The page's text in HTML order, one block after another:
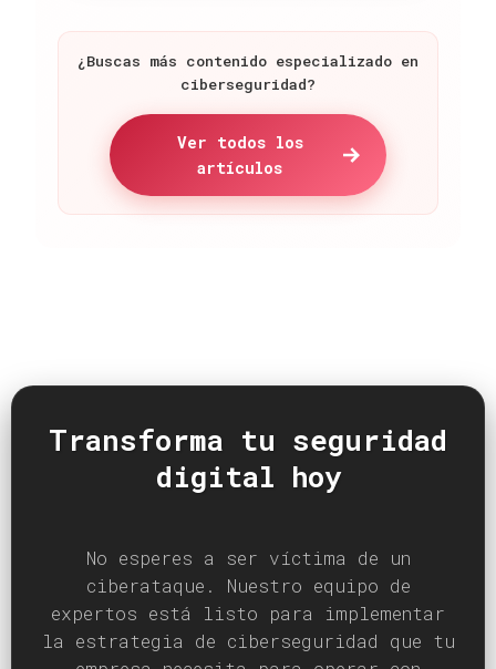
¿Buscas más contenido especializado en
ciberseguridad?
Ver todos los
artículos
Transforma tu seguridad
digital hoy
No esperes a ser víctima de un
ciberataque. Nuestro equipo de
expertos está listo para implementar
la estrategia de ciberseguridad que tu